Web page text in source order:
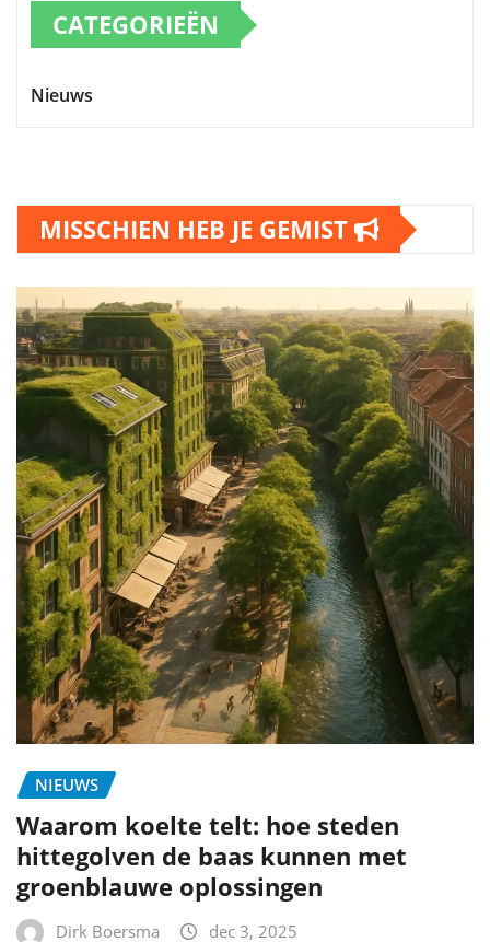
CATEGORIEËN
Nieuws
MISSCHIEN HEB JE GEMIST
NIEUWS
Waarom koelte telt: hoe steden
hittegolven de baas kunnen met
groenblauwe oplossingen
Dirk Boersma dec 3, 2025